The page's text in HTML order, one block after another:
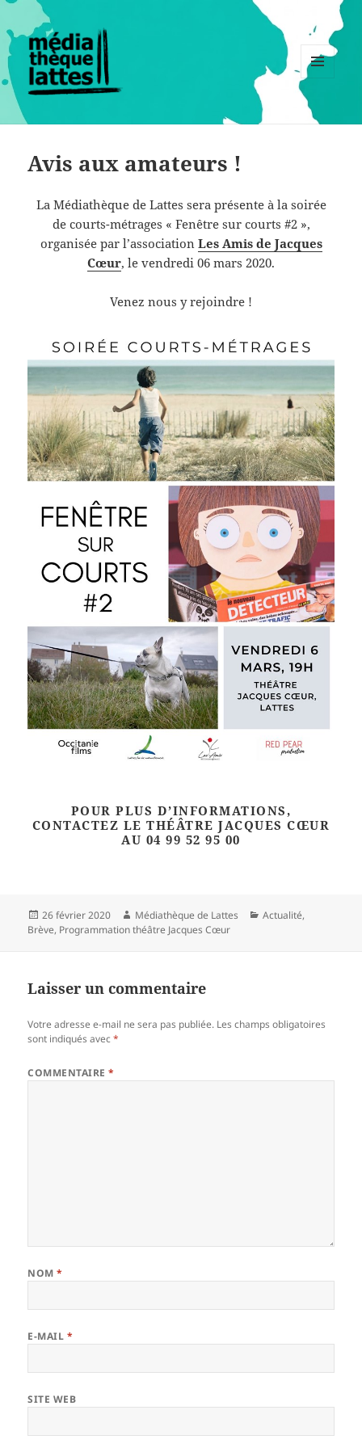
MENU
WIDGETS
Avis aux amateurs !
La Médiathèque de Lattes sera présente à la soirée
de courts-métrages « Fenêtre sur courts #2 »,
organisée par l’association Les Amis de Jacques
Cœur, le vendredi 06 mars 2020.
Venez nous y rejoindre !
POUR PLUS D’INFORMATIONS,
CONTACTEZ LE THÉÂTRE JACQUES CŒUR
AU 04 99 52 95 00
Publié
le
26 février 2020 Auteur
Médiathèque de Lattes Catégories
Actualité,
Brève, Programmation théâtre Jacques Cœur
Laisser un commentaire
Votre adresse e-mail ne sera pas publiée. Les champs obligatoires
sont indiqués avec*
COMMENTAIRE*
NOM*
E-MAIL *
SITE WEB